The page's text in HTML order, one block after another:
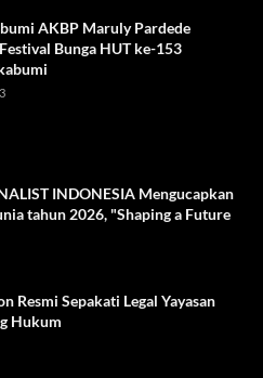
AKBP Maruly Pardede
Bunga HUT ke-153
INDONESIA Mengucapkan
tahun 2026, "Shaping a Future
Resmi Sepakati Legal Yayasan
Hukum